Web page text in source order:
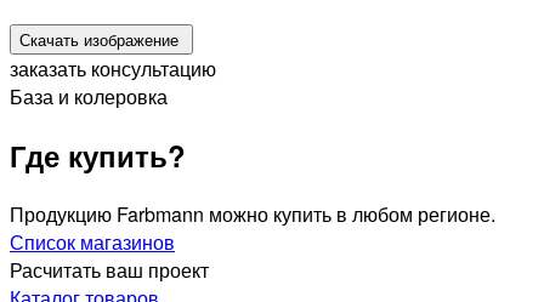
Скачать изображение
заказать консультацию
База и колеровка
Где купить?
Продукцию Farbmann можно купить в любом регионе.
Список магазинов
Расчитать ваш проект